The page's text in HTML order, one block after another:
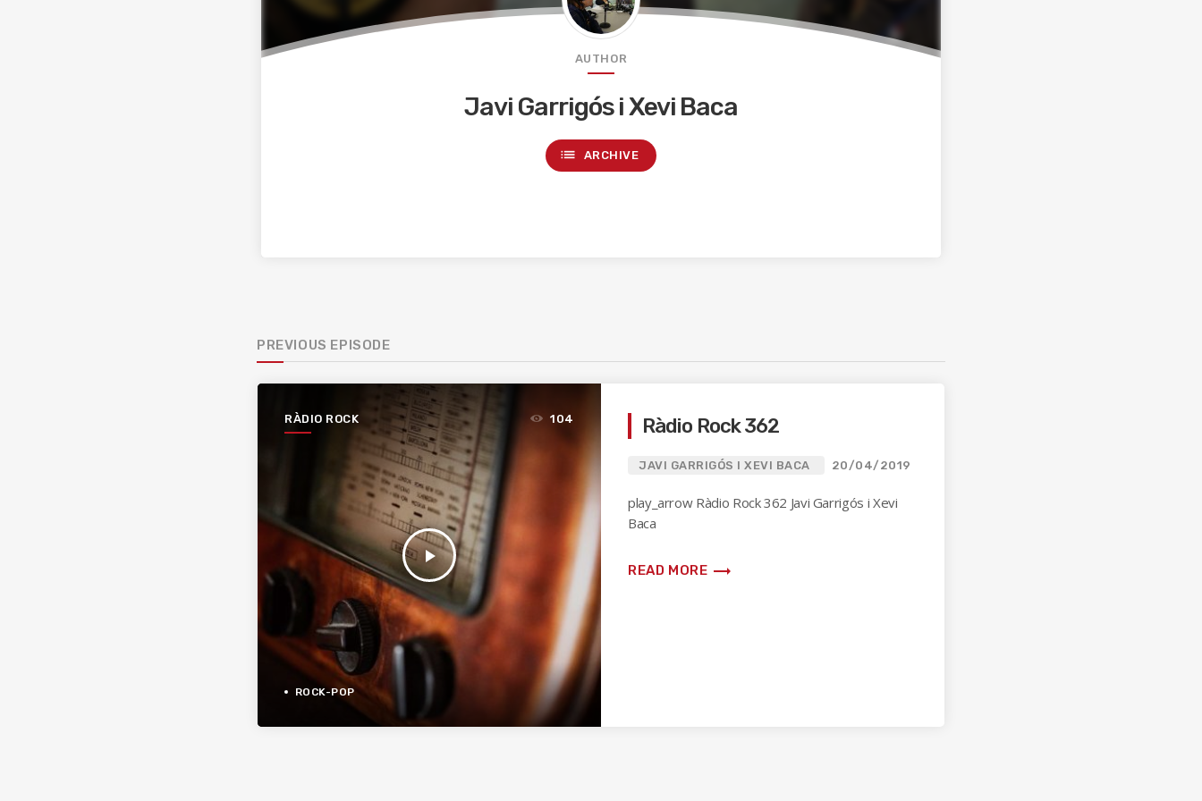
AUTHOR
Javi Garrigós i Xevi Baca
list ARCHIVE
PREVIOUS EPISODE
RÀDIO ROCK
play_arrow
104
ROCK-POP
Ràdio Rock 362
JAVI GARRIGÓS I XEVI BACA 20/04/2019
play_arrow Ràdio Rock 362 Javi Garrigós i Xevi
Baca
READ MORE trending_flat